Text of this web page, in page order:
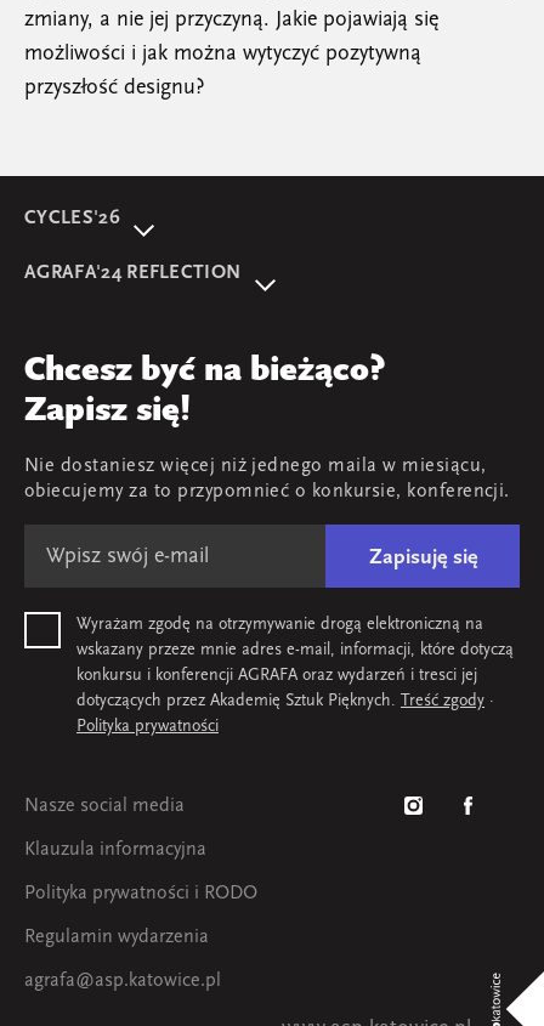
zmiany, a nie jej przyczyną. Jakie pojawiają się
możliwości i jak można wytyczyć pozytywną
przyszłość designu?
CYCLES'26
Przegląd
Young AGRAFA
Mapa i kontakt
AGRAFA'24 REFLECTION
AGRAFA'19. Opportunities
Chcesz być na bieżąco?
Zapisz się!
Nie dostaniesz więcej niż jednego maila w miesiącu,
obiecujemy za to przypomnieć o konkursie, konferencji.
Zapisuję się
Wyrażam zgodę na otrzymywanie drogą elektroniczną na
wskazany przeze mnie adres e-mail, informacji, które dotyczą
konkursu i konferencji AGRAFA oraz wydarzeń i tresci jej
dotyczących przez Akademię Sztuk Pięknych. Treść zgody ·
Polityka prywatności
Nasze social media
Klauzula informacyjna
Polityka prywatności i RODO
Regulamin wydarzenia
agrafa@asp.katowice.pl